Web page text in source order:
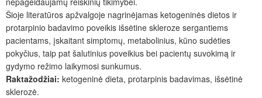
Šioje literatūros apžvalgoje nagrinėjamas ketogeninės dietos ir
protarpinio badavimo poveikis išsėtine skleroze sergantiems
pacientams, įskaitant simptomų, metabolinius, kūno sudėties
pokyčius, taip pat šalutinius poveikius bei pacientų suvokimą ir
gydymo režimo laikymosi sunkumus.
Raktažodžiai: ketogeninė dieta, protarpinis badavimas, išsėtinė
sklerozė.